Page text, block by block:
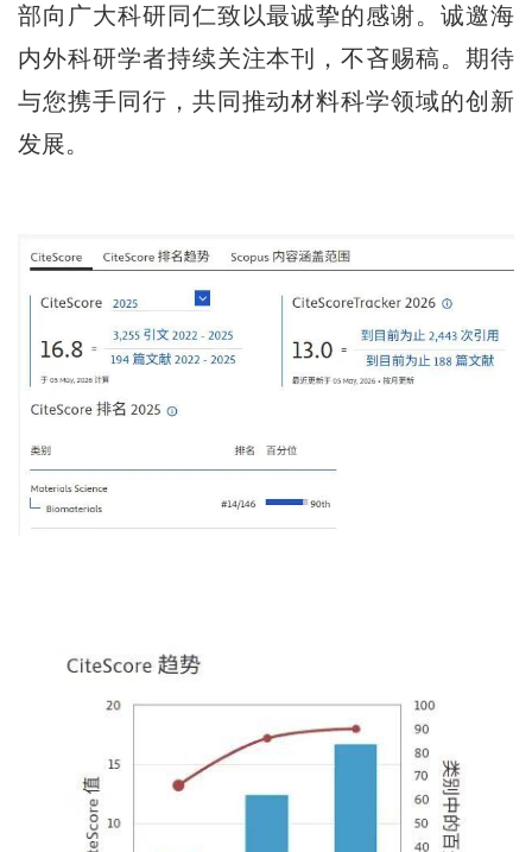
部向广大科研同仁致以最诚挚的感谢。诚邀海
内外科研学者持续关注本刊，不吝赐稿。期待
与您携手同行，共同推动材料科学领域的创新
发展。